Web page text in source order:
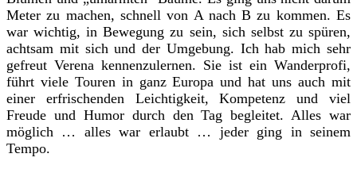
Meter zu machen, schnell von A nach B zu kommen. Es
war wichtig, in Bewegung zu sein, sich selbst zu spüren,
achtsam mit sich und der Umgebung. Ich hab mich sehr
gefreut Verena kennenzulernen. Sie ist ein Wanderprofi,
führt viele Touren in ganz Europa und hat uns auch mit
einer erfrischenden Leichtigkeit, Kompetenz und viel
Freude und Humor durch den Tag begleitet. Alles war
möglich … alles war erlaubt … jeder ging in seinem
Tempo.